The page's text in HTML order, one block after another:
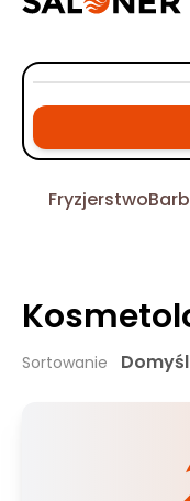
Fryzjerstwo
Sortowanie